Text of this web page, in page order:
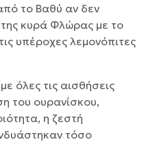
το Βαθύ αν δεν
κυρά Φλώρας με το
υπέροχες λεμονόπιτες
όλες τις αισθήσεις
του ουρανίσκου,
η ζεστή
τόσο